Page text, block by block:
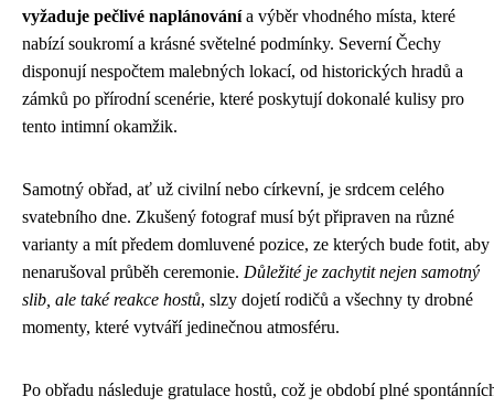
vyžaduje pečlivé naplánovánía výběr vhodného místa, které
nabízí soukromí a krásné světelné podmínky. Severní Čechy
disponují nespočtem malebných lokací, od historických hradů a
zámků po přírodní scenérie, které poskytují dokonalé kulisy pro
tento intimní okamžik.
Samotný obřad, ať už civilní nebo církevní, je srdcem celého
svatebního dne. Zkušený fotograf musí být připraven na různé
varianty a mít předem domluvené pozice, ze kterých bude fotit, aby
nenarušoval průběh ceremonie. Důležité je zachytit nejen samotný
slib, ale také reakce hostů, slzy dojetí rodičů a všechny ty drobné
momenty, které vytváří jedinečnou atmosféru.
Po obřadu následuje gratulace hostů, což je období plné